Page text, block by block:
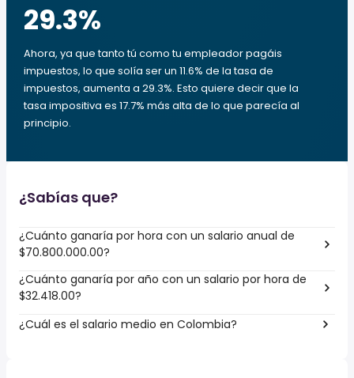
29.3%
Ahora, ya que tanto tú como tu empleador pagáis
impuestos, lo que solía ser un 11.6% de la tasa de
impuestos, aumenta a 29.3%. Esto quiere decir que la
tasa impositiva es 17.7% más alta de lo que parecía al
principio.
¿Sabías que?
¿Cuánto ganaría por hora con un salario anual de
$70.800.000.00?
¿Cuánto ganaría por año con un salario por hora de
$32.418.00?
¿Cuál es el salario medio en Colombia?